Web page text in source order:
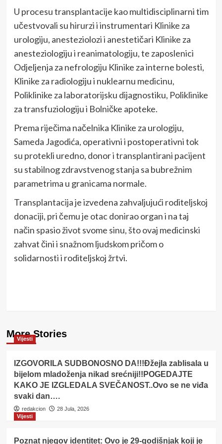
U procesu transplantacije kao multidisciplinarni tim
učestvovali su hirurzi i instrumentari Klinike za
urologiju, anesteziolozi i anestetičari Klinike za
anesteziologiju i reanimatologiju, te zaposlenici
Odjeljenja za nefrologiju Klinike za interne bolesti,
Klinike za radiologiju i nuklearnu medicinu,
Poliklinike za laboratorijsku dijagnostiku, Poliklinike
za transfuziologiju i Bolničke apoteke.
Prema riječima načelnika Klinike za urologiju,
Sameda Jagodića, operativni i postoperativni tok
su protekli uredno, donor i transplantirani pacijent
su stabilnog zdravstvenog stanja sa bubrežnim
parametrima u granicama normale.
Transplantacija je izvedena zahvaljujući roditeljskoj
donaciji, pri čemu je otac donirao organ i na taj
način spasio život svome sinu, što ovaj medicinski
zahvat čini i snažnom ljudskom pričom o
solidarnosti i roditeljskoj žrtvi.
More Stories
Vijesti
IZGOVORILA SUDBONOSNO DA!!!Đžejla zablisala u
bijelom mladoženja nikad srećniji!!POGEDAJTE
KAKO JE IZGLEDALA SVEČANOST..Ovo se ne viđa
svaki dan….
redakcion
28 Jula, 2026
Vijesti
Poznat njegov identitet: Ovo je 29-godišnjak koji je